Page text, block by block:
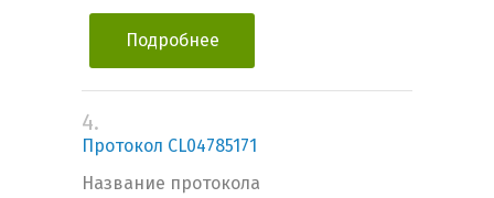
Подробнее
4.
Протокол CL04785171
Название протокола